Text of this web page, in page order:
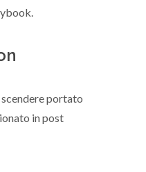
portato
in post